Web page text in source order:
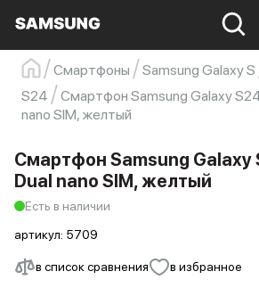
Samsung Смартфон s23
Galaxy S22
s21
Смартфоны Samsung Galaxy S
S24
Смартфон Samsung Galaxy
nano SIM, желтый
в список сравнения в избранное
Смартфон Samsung Galaxy
Dual nano SIM, желтый
Есть в наличии
артикул: 5709